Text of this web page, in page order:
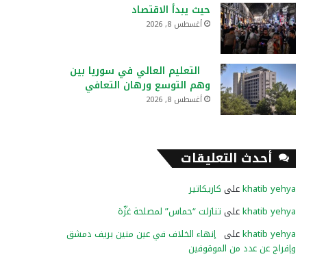
حيث يبدأ الاقتصاد
أغسطس 8, 2026
التعليم العالي في سوريا بين
وهم التوسع ورهان التعافي
أغسطس 8, 2026
أحدث التعليقات
khatib yehyaعلى كاريكاتير
khatib yehyaعلى تنازلت “حماس” لمصلحة غزّة
khatib yehyaعلى إنهاء الخلاف في عين منين بريف دمشق
وإفراج عن عدد من الموقوفين